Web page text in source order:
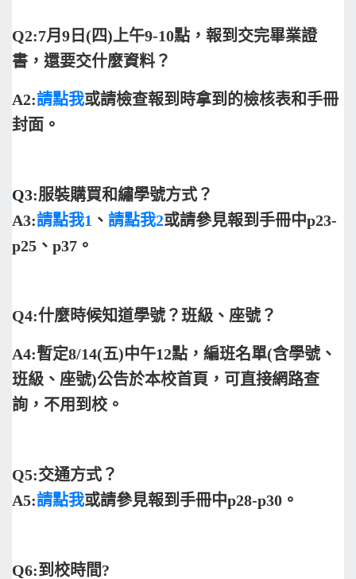
Q2:7月9日(四)上午9-10點，報到交完畢業證
書，還要交什麼資料？
A2:請點我或請檢查報到時拿到的檢核表和手冊
封面。
Q3:服裝購買和繡學號方式？
A3:請點我1 、 請點我2或請參見報到手冊中p23-
p25、p37。
Q4:什麼時候知道學號？班級、座號？
A4:暫定8/14(五)中午12點，編班名單(含學號、
班級、座號)公告於本校首頁，可直接網路查
詢，不用到校。
Q5:交通方式？
A5:請點我或請參見報到手冊中p28-p30。
Q6:到校時間?